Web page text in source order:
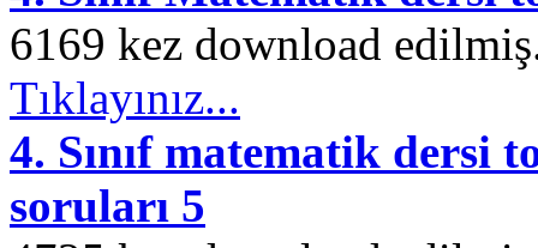
6169 kez download
Tıklayınız...
4. Sınıf matematik dersi
soruları 5